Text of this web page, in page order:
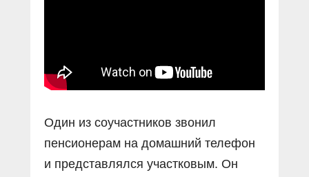
Один из соучастников звонил
пенсионерам на домашний телефон
и представлялся участковым. Он